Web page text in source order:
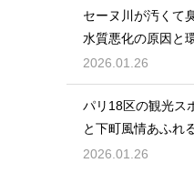
セーヌ川が汚くて
水質悪化の原因と
2026.01.26
パリ18区の観光ス
と下町風情あふれ
ト
2026.01.26